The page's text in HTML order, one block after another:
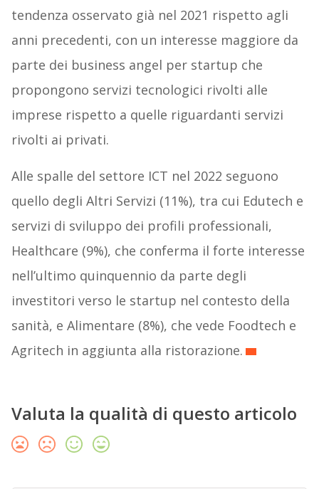
tendenza osservato già nel 2021 rispetto agli
anni precedenti, con un interesse maggiore da
parte dei business angel per startup che
propongono servizi tecnologici rivolti alle
imprese rispetto a quelle riguardanti servizi
rivolti ai privati.
Alle spalle del settore ICT nel 2022 seguono
quello degli Altri Servizi (11%), tra cui Edutech e
servizi di sviluppo dei profili professionali,
Healthcare (9%), che conferma il forte interesse
nell’ultimo quinquennio da parte degli
investitori verso le startup nel contesto della
sanità, e Alimentare (8%), che vede Foodtech e
Agritech in aggiunta alla ristorazione.
Valuta la qualità di questo articolo